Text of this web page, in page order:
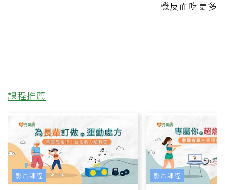
機反而吃更多
課程推薦
影片課程 影片課程